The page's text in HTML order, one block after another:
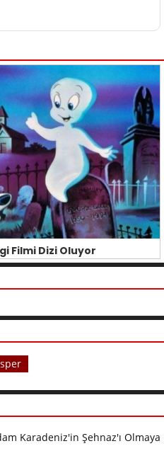
Filmi Dizi Oluyor
Karadeniz'in Şehnaz'ı Olmaya